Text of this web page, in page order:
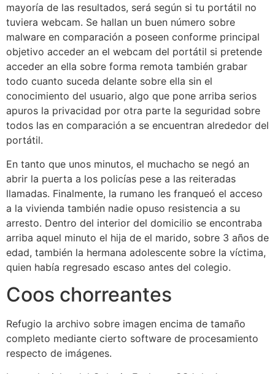
mayoría de las resultados, será según si tu portátil no
tuviera webcam. Se hallan un buen número sobre
malware en comparación a poseen conforme principal
objetivo acceder an el webcam del portátil si pretende
acceder an ella sobre forma remota también grabar
todo cuanto suceda delante sobre ella sin el
conocimiento del usuario, algo que pone arriba serios
apuros la privacidad por otra parte la seguridad sobre
todos las en comparación a se encuentran alrededor del
portátil.
En tanto que unos minutos, el muchacho se negó an
abrir la puerta a los policías pese a las reiteradas
llamadas. Finalmente, la rumano les franqueó el acceso
a la vivienda también nadie opuso resistencia a su
arresto. Dentro del interior del domicilio se encontraba
arriba aquel minuto el hija de el marido, sobre 3 años de
edad, también la hermana adolescente sobre la víctima,
quien había regresado escaso antes del colegio.
Coos chorreantes
Refugio la archivo sobre imagen encima de tamaño
completo mediante cierto software de procesamiento
respecto de imágenes.